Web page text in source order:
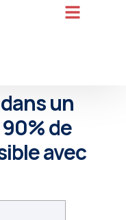
un
de
avec